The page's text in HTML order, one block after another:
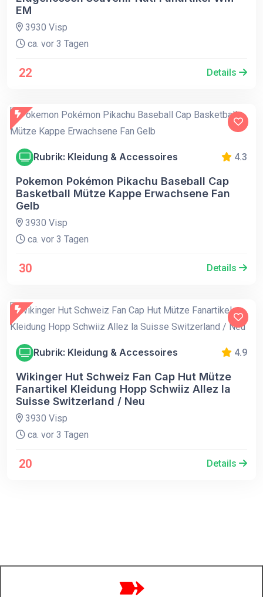
EM
3930 Visp
ca. vor 3 Tagen
22 Details
Rubrik: Kleidung & Accessoires 4.3
Pokemon Pokémon Pikachu Baseball Cap
Basketball Mütze Kappe Erwachsene Fan
Gelb
3930 Visp
ca. vor 3 Tagen
30 Details
Rubrik: Kleidung & Accessoires 4.9
Wikinger Hut Schweiz Fan Cap Hut Mütze
Fanartikel Kleidung Hopp Schwiiz Allez la
Suisse Switzerland / Neu
3930 Visp
ca. vor 3 Tagen
20 Details